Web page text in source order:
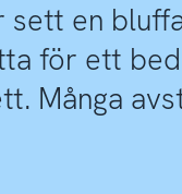
sett en
för ett
Många